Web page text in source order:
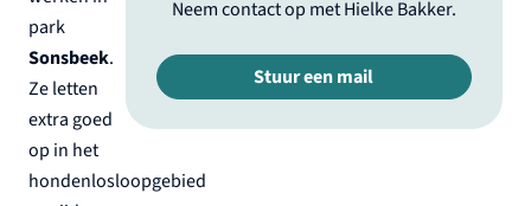
park
Sonsbeek.
Ze letten
extra goed
op in het
hondenlosloopgebied
Neem contact op met Hielke Bakker.
Stuur een mail